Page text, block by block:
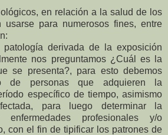
en relación a la salud de los
usarse para numerosos fines, entre
derivada de la exposición
nos preguntamos ¿Cuál es la
se presenta?, para esto debemos
de personas que adquieren la
específico de tiempo, asimismo
para luego determinar la
profesionales y/o
con el fin de tipificar los patrones de